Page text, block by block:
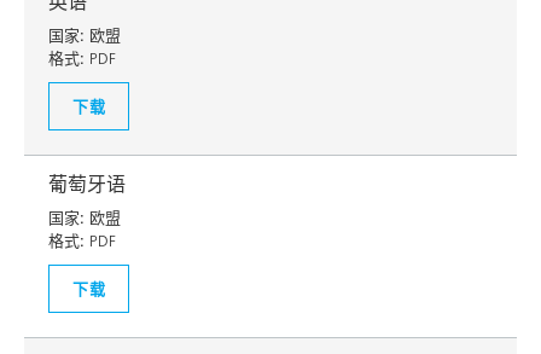
国家: 欧盟
格式: PDF
下载
葡萄牙语
国家: 欧盟
格式: PDF
下载